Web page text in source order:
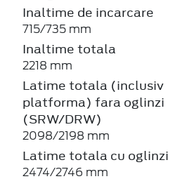
Inaltime de incarcare
715/735 mm
Inaltime totala
2218 mm
Latime totala (inclusiv
platforma) fara oglinzi
(SRW/DRW)
2098/2198 mm
Latime totala cu oglinzi
2474/2746 mm